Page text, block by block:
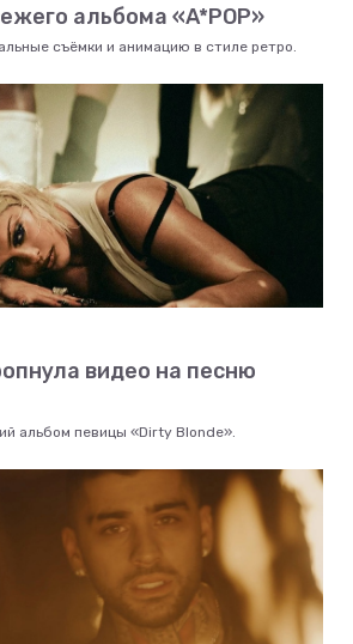
альбома «A*POP»
съёмки и анимацию в стиле ретро.
видео на песню
альбом певицы «Dirty Blonde».